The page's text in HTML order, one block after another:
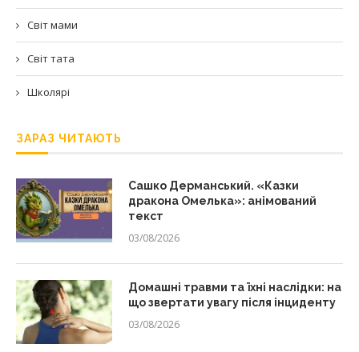
Світ мами
Світ тата
Школярі
ЗАРАЗ ЧИТАЮТЬ
Сашко Дерманський. «Казки
дракона Омелька»: анімований
текст
03/08/2026
Домашні травми та їхні наслідки: на
що звертати увагу після інциденту
03/08/2026